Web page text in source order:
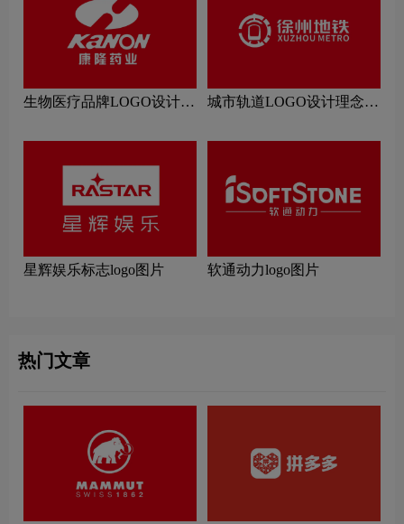
生物医疗品牌LOGO设计理
城市轨道LOGO设计理念解
星辉娱乐标志logo图片 软通动力logo图片
热门文章